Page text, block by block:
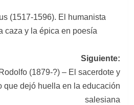
(1517-1596). El humanista
caza y la épica en poesía
Siguiente:
(1879-?) – El sacerdote y
que dejó huella en la educación
salesiana